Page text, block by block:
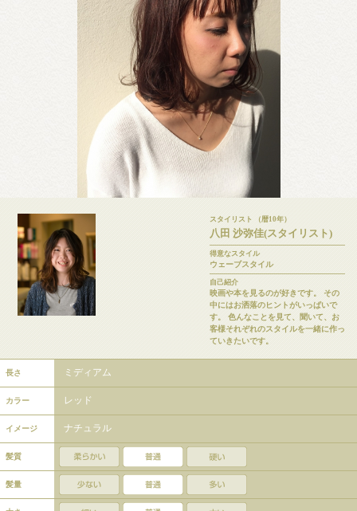
スタイリスト （暦10年）
八田 沙弥佳(スタイリスト)
得意なスタイル
ウェーブスタイル
自己紹介
映画や本を見るのが好きです。 その
中にはお洒落のヒントがいっぱいで
す。 色んなことを見て、聞いて、お
客様それぞれのスタイルを一緒に作っ
ていきたいです。
長さ ミディアム
カラー レッド
イメージ ナチュラル
髪質
髪量